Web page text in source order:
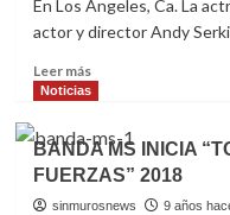
VIERNES
EN
En Los Ángeles, Ca. La
actor y director Andy
Leer másRead
more
“LA
FORMA
DEL
AGUA”
Noticias
BANDA MS INICIA
FUERZAS” 2018
sinmurosnews 9 años